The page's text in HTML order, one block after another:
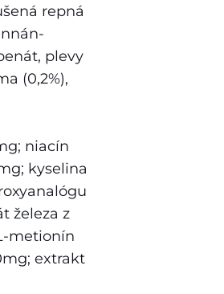
repná
plevy
(0,2%),
niacín
kyselina
železa z
metionín
extrakt